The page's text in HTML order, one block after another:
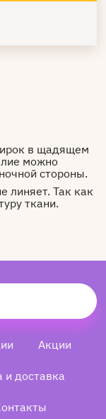
в щадящем
можно
стороны.
линяет. Так как
ткани.
Акции
и доставка